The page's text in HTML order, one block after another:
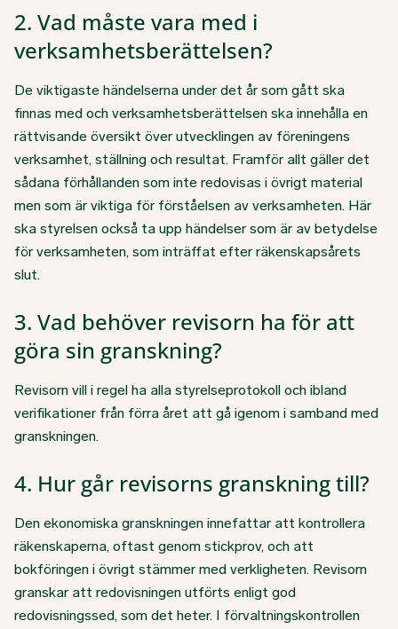
2. Vad måste vara med i
verksamhetsberättelsen?
De viktigaste händelserna under det år som gått ska
finnas med och verksamhetsberättelsen ska innehålla en
rättvisande översikt över utvecklingen av föreningens
verksamhet, ställning och resultat. Framför allt gäller det
sådana förhållanden som inte redovisas i övrigt material
men som är viktiga för förståelsen av verksamheten. Här
ska styrelsen också ta upp händelser som är av betydelse
för verksamheten, som inträffat efter räkenskapsårets
slut.
3. Vad behöver revisorn ha för att
göra sin granskning?
Revisorn vill i regel ha alla styrelseprotokoll och ibland
verifikationer från förra året att gå igenom i samband med
granskningen.
4. Hur går revisorns granskning till?
Den ekonomiska granskningen innefattar att kontrollera
räkenskaperna, oftast genom stickprov, och att
bokföringen i övrigt stämmer med verkligheten. Revisorn
granskar att redovisningen utförts enligt god
redovisningssed, som det heter. I förvaltningskontrollen